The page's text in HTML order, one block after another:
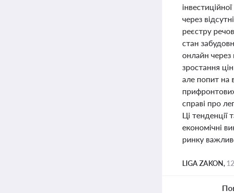
через
реєстру
стан
онлайн
зростання
але попит на
справі про
Ці тенденції
економічні
ринку
LIGA ZAKON,